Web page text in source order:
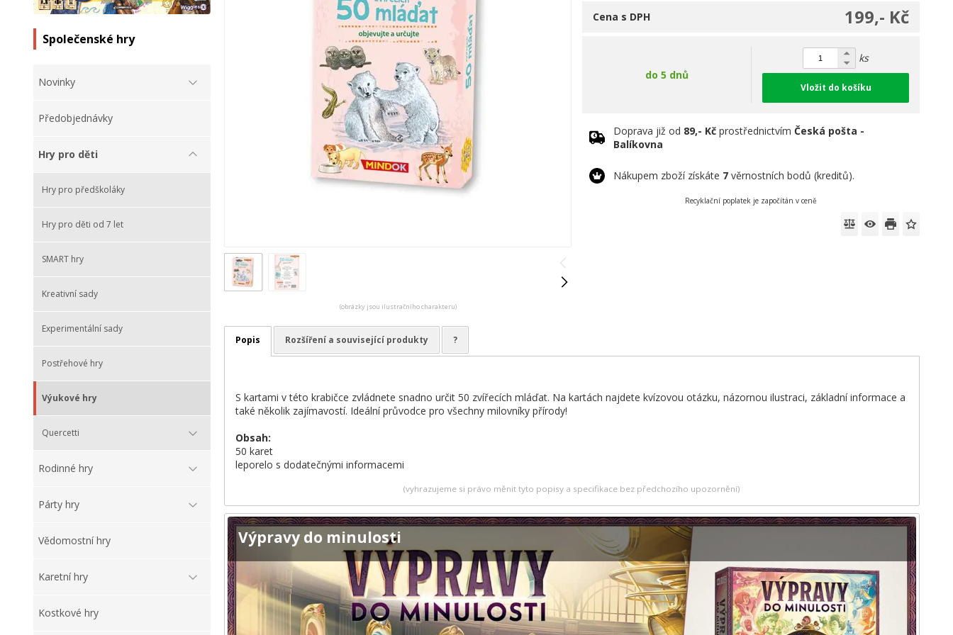
Společenské hry
Novinky
Předobjednávky
Hry pro děti
Hry pro předškoláky
Hry pro děti od 7 let
SMART hry
Kreativní sady
Experimentální sady
Postřehové hry
Výukové hry
Quercetti
Rodinné hry
Párty hry
Vědomostní hry
Karetní hry
Kostkové hry
(obrázky jsou ilustračního charakteru)
199,- Kč
Cena s DPH
do 5 dnů
ks
Vložit do košíku
Doprava již od 89,- Kč prostřednictvímČeská pošta -
Balíkovna
Nákupem zboží získáte 7 věrnostních bodů (kreditů).
Recyklační poplatek je započítán v ceně
Popis Rozšíření a související produkty ?
S kartami v této krabičce zvládnete snadno určit 50 zvířecích mláďat. Na kartách najdete kvízovou otázku, názornou ilustraci, základní informace a
také několik zajímavostí. Ideální průvodce pro všechny milovníky přírody!
Obsah:
50 karet
leporelo s dodatečnými informacemi
(vyhrazujeme si právo měnit tyto popisy a specifikace bez předchozího upozornění)
Výpravy do minulosti